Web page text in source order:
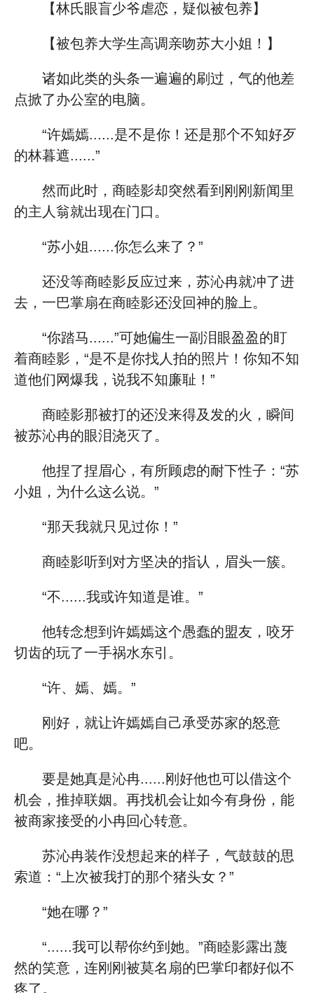
【林氏眼盲少爷虐恋，疑似被包养】
【被包养大学生高调亲吻苏大小姐！】
诸如此类的头条一遍遍的刷过，气的他差
点掀了办公室的电脑。
“许嫣嫣......是不是你！还是那个不知好歹
的林暮遮......”
然而此时，商睦影却突然看到刚刚新闻里
的主人翁就出现在门口。
“苏小姐......你怎么来了？”
还没等商睦影反应过来，苏沁冉就冲了进
去，一巴掌扇在商睦影还没回神的脸上。
“你踏马......”可她偏生一副泪眼盈盈的盯
着商睦影，“是不是你找人拍的照片！你知不知
道他们网爆我，说我不知廉耻！”
商睦影那被打的还没来得及发的火，瞬间
被苏沁冉的眼泪浇灭了。
他捏了捏眉心，有所顾虑的耐下性子：“苏
小姐，为什么这么说。”
“那天我就只见过你！”
商睦影听到对方坚决的指认，眉头一簇。
“不......我或许知道是谁。”
他转念想到许嫣嫣这个愚蠢的盟友，咬牙
切齿的玩了一手祸水东引。
“许、嫣、嫣。”
刚好，就让许嫣嫣自己承受苏家的怒意
吧。
要是她真是沁冉......刚好他也可以借这个
机会，推掉联姻。再找机会让如今有身份，能
被商家接受的小冉回心转意。
苏沁冉装作没想起来的样子，气鼓鼓的思
索道：“上次被我打的那个猪头女？”
“她在哪？”
“......我可以帮你约到她。”商睦影露出蔑
然的笑意，连刚刚被莫名扇的巴掌印都好似不
疼了。